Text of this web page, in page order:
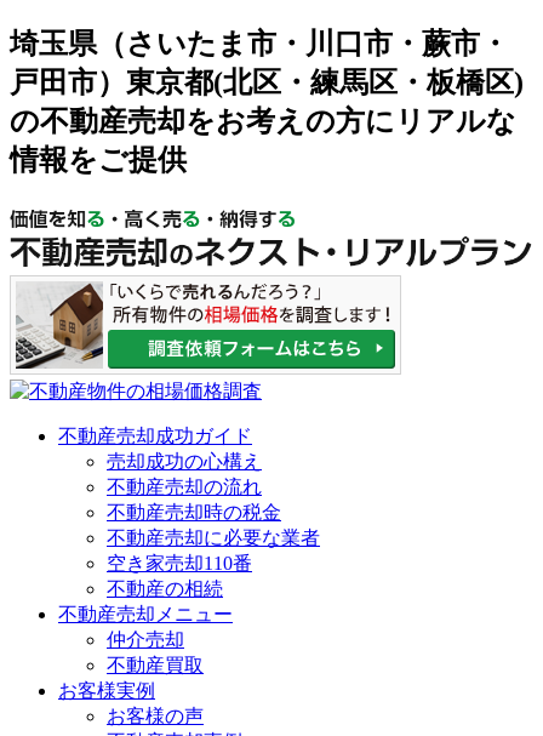
埼玉県（さいたま市・川口市・蕨市・
戸田市）東京都(北区・練馬区・板橋区)
の不動産売却をお考えの方にリアルな
情報をご提供
不動産売却成功ガイド
売却成功の心構え
不動産売却の流れ
不動産売却時の税金
不動産売却に必要な業者
空き家売却110番
不動産の相続
不動産売却メニュー
仲介売却
不動産買取
お客様実例
お客様の声